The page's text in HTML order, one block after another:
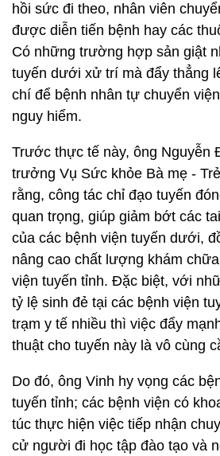
hồi sức đi theo, nhân viên
được diễn tiến bệnh hay các
Có những trường hợp sản giật
tuyến dưới xử trí mà đẩy thẳng
chí để bệnh nhân tự chuyển
nguy hiểm.
Trước thực tế này, ông Nguyễn
trưởng Vụ Sức khỏe Bà mẹ -
rằng, công tác chỉ đạo tuyến
quan trọng, giúp giảm bớt các
của các bệnh viện tuyến dưới,
nâng cao chất lượng khám
viện tuyến tỉnh. Đặc biệt, với
tỷ lệ sinh đẻ tại các bệnh viện
trạm y tế nhiều thì việc đẩy
thuật cho tuyến này là vô cùng
Do đó, ông Vinh hy vọng các
tuyến tỉnh; các bệnh viện có
túc thực hiện việc tiếp nhận
cử người đi học tập đào tạo và